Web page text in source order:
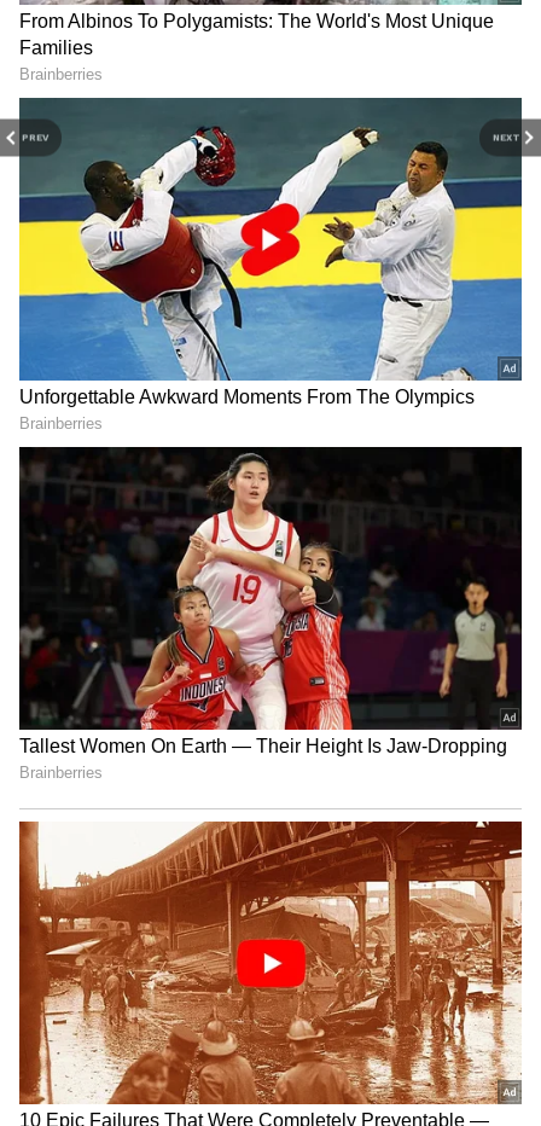
PREV NEXT
h4n3QIe
— IndianPremierLeague (@IPL)
2026
ஏசியாநெட் தமிழ்-ஐ உங்கள் முதன்மைத்
தேர்வாக்குங்கள்
2
Image Credit :ANI
வைபவ் சூர்யவன்ஷி
இந்தப் போட்டியில் வைபவின் பேட்டிங் ஒரு
தெளிவான திட்டத்துடன் அமைந்தது போல்
தோன்றியது. வெறும் 23 பந்துகளில்
அரைசதத்தைத் தொட்ட இந்த இளம் மேதை,